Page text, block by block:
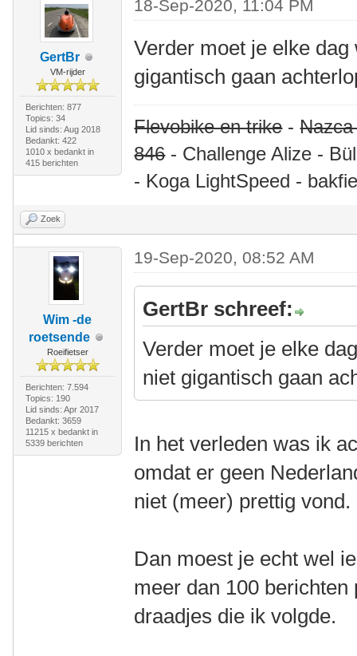
GertBr
VM-rijder
Berichten: 877
Topics: 34
Lid sinds: Aug 2018
Bedankt: 422
1010 x bedankt in
415 berichten
18-Sep-2020, 11:04 PM
Verder moet je elke
gigantisch gaan
Flevobike en trike-
846- Challenge Alize -
- Koga LightSpeed -
Zoek
Wim -de
roetsende
Roeifietser
Berichten: 7.594
Topics: 190
Lid sinds: Apr 2017
Bedankt: 3659
11215 x bedankt in
5339 berichten
19-Sep-2020, 08:52 AM
GertBr schreef:
Verder moet je elke
niet gigantisch gaan
In het verleden was ik
omdat er geen
niet (meer) prettig vond.
Dan moest je echt wel
meer dan 100
draadjes die ik volgde.